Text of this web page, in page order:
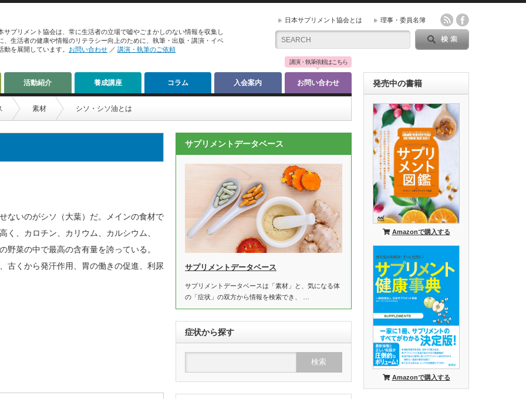
日本サプリメント協会とは
理事・委員名簿
サプリメント協会は、常に生活者の立場で嘘やごまかしのない情報を収集し
、生活者の健康や情報のリテラシー向上のために、執筆・出版・講演・イベ
動を展開しています。 お問い合わせ ／ 講演・執筆のご依頼
講演・執筆依頼はこちら
活動紹介 養成講座 コラム 入会案内 お問い合わせ
素材 シソ・シソ油とは
ないのがシソ（大葉）だ。メインの食材で
く、カロチン、カリウム、カルシウム、
菜の中で最高の含有量を誇っている。
古くから発汗作用、胃の働きの促進、利尿
サプリメントデータベース
サプリメントデータベース
サプリメントデータベースは「素材」と、気になる体
の「症状」の双方から情報を検索でき、 …
症状から探す
発売中の書籍
Amazonで購入する
Amazonで購入する